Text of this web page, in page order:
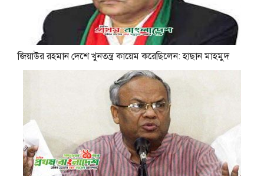
জিয়াউর রহমান দেশে খুনতন্ত্র কায়েম করেছিলেন: হাছান মাহমুদ